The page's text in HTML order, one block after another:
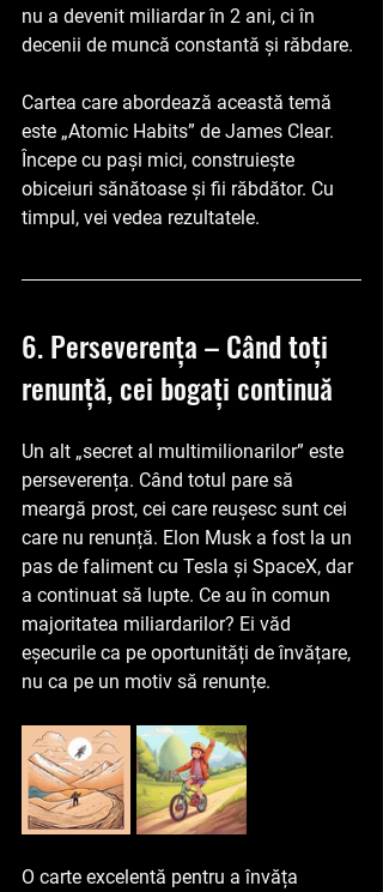
nu a devenit miliardar în 2 ani, ci în
decenii de muncă constantă și răbdare.
Cartea care abordează această temă
este „Atomic Habits” de James Clear.
Începe cu pași mici, construiește
obiceiuri sănătoase și fii răbdător. Cu
timpul, vei vedea rezultatele.
6. Perseverența – Când toți
renunță, cei bogați continuă
Un alt „secret al multimilionarilor” este
perseverența. Când totul pare să
meargă prost, cei care reușesc sunt cei
care nu renunță. Elon Musk a fost la un
pas de faliment cu Tesla și SpaceX, dar
a continuat să lupte. Ce au în comun
majoritatea miliardarilor? Ei văd
eșecurile ca pe oportunități de învățare,
nu ca pe un motiv să renunțe.
O carte excelentă pentru a învăța